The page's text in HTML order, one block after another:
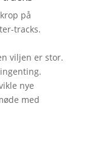
på
tracks.
viljen er stor.
nye
med